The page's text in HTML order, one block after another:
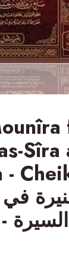
Sîra
-